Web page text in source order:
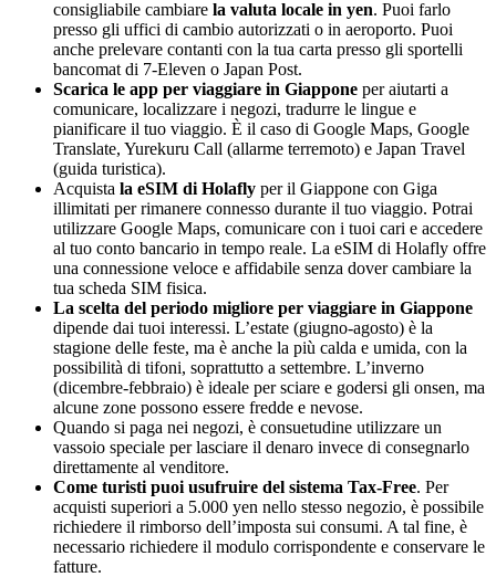
consigliabile cambiare la valuta locale in yen. Puoi farlo
presso gli uffici di cambio autorizzati o in aeroporto. Puoi
anche prelevare contanti con la tua carta presso gli sportelli
bancomat di 7-Eleven o Japan Post.
Scarica le app per viaggiare in Giappone per aiutarti a
comunicare, localizzare i negozi, tradurre le lingue e
pianificare il tuo viaggio. È il caso di Google Maps, Google
Translate, Yurekuru Call (allarme terremoto) e Japan Travel
(guida turistica).
Acquista la eSIM di Holafly per il Giappone con Giga
illimitati per rimanere connesso durante il tuo viaggio. Potrai
utilizzare Google Maps, comunicare con i tuoi cari e accedere
al tuo conto bancario in tempo reale. La eSIM di Holafly offre
una connessione veloce e affidabile senza dover cambiare la
tua scheda SIM fisica.
La scelta del periodo migliore per viaggiare in Giappone
dipende dai tuoi interessi. L’estate (giugno-agosto) è la
stagione delle feste, ma è anche la più calda e umida, con la
possibilità di tifoni, soprattutto a settembre. L’inverno
(dicembre-febbraio) è ideale per sciare e godersi gli onsen, ma
alcune zone possono essere fredde e nevose.
Quando si paga nei negozi, è consuetudine utilizzare un
vassoio speciale per lasciare il denaro invece di consegnarlo
direttamente al venditore.
Come turisti puoi usufruire del sistema Tax-Free. Per
acquisti superiori a 5.000 yen nello stesso negozio, è possibile
richiedere il rimborso dell’imposta sui consumi. A tal fine, è
necessario richiedere il modulo corrispondente e conservare le
fatture.